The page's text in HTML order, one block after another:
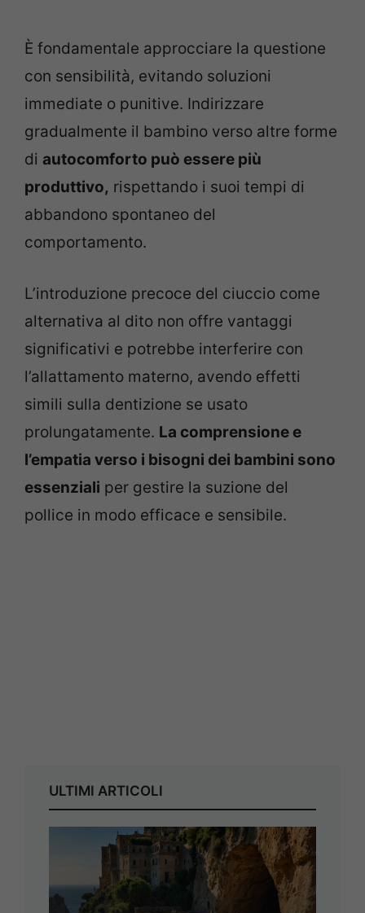
È fondamentale approcciare la questione
con sensibilità, evitando soluzioni
immediate o punitive. Indirizzare
gradualmente il bambino verso altre forme
di autocomforto può essere più
produttivo, rispettando i suoi tempi di
abbandono spontaneo del
comportamento.
L’introduzione precoce del ciuccio come
alternativa al dito non offre vantaggi
significativi e potrebbe interferire con
l’allattamento materno, avendo effetti
simili sulla dentizione se usato
prolungatamente. La comprensione e
l’empatia verso i bisogni dei bambini sono
essenziali per gestire la suzione del
pollice in modo efficace e sensibile.
ULTIMI ARTICOLI